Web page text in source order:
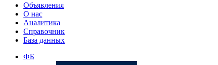
Объявления
О нас
Аналитика
Справочник
База данных
ФБ